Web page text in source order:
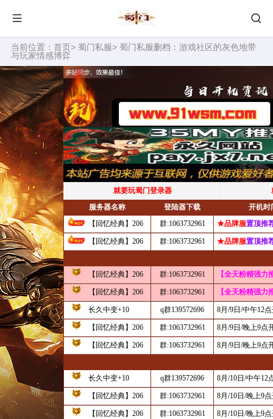
当前位置： 首页> 蜀门私服> 蜀门私服删档：游戏社区的灰色地带
与玩家情感博弈